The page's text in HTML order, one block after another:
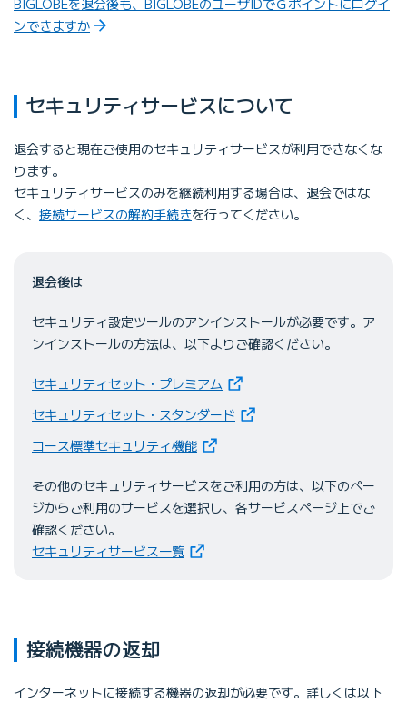
ンできますか
セキュリティサービスについて
退会すると現在ご使用のセキュリティサービスが利用できなくな
ります。
セキュリティサービスのみを継続利用する場合は、退会ではな
く、 接続サービスの解約手続きを行ってください。
退会後は
セキュリティ設定ツールのアンインストールが必要です。ア
ンインストールの方法は、以下よりご確認ください。
セキュリティセット・プレミアム （新しいタブで開きます）
セキュリティセット・スタンダード （新しいタブで開きます）
コース標準セキュリティ機能（新しいタブで開きます）
その他のセキュリティサービスをご利用の方は、以下のペー
ジからご利用のサービスを選択し、各サービスページ上でご
確認ください。
セキュリティサービス一覧（新しいタブで開きます）
接続機器の返却
インターネットに接続する機器の返却が必要です。詳しくは以下